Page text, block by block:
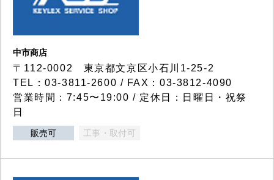
中市商店
〒112-0002 東京都文京区小石川1-25-2
TEL：03-3811-2600 / FAX：03-3812-4090
営業時間：7:45〜19:00 / 定休日：日曜日・祝祭
日
販売可 工事・取付可